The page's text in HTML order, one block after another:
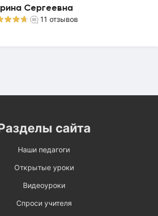
Сергеевна
11 отзывов
сайта
Наши педагоги
Открытые уроки
Видеоуроки
Спроси учителя